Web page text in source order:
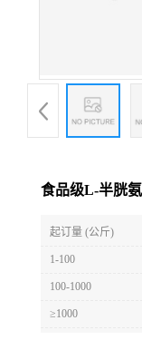
食品级L-半胱
起订量 (公斤)
1-100
100-1000
≥1000